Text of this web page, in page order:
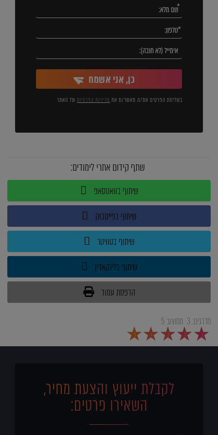
כן, אני אשמח
בשליחת הפרטים את/ה מאשר/ת את מדיניות הפרטיותשל האתר
שתף קידום אתרי לימודים:
שיתוף בוואטסאפ
שיתוף בפייסבוק
שיתוף בטוויטר
שיתוף בלינקאדין
הדפסת עמוד
מדרגים: 3 ממוצע:5
1
2
3
4
5
לקבלת ייעוץ והצעת מחיר,
השאירו פרטים: